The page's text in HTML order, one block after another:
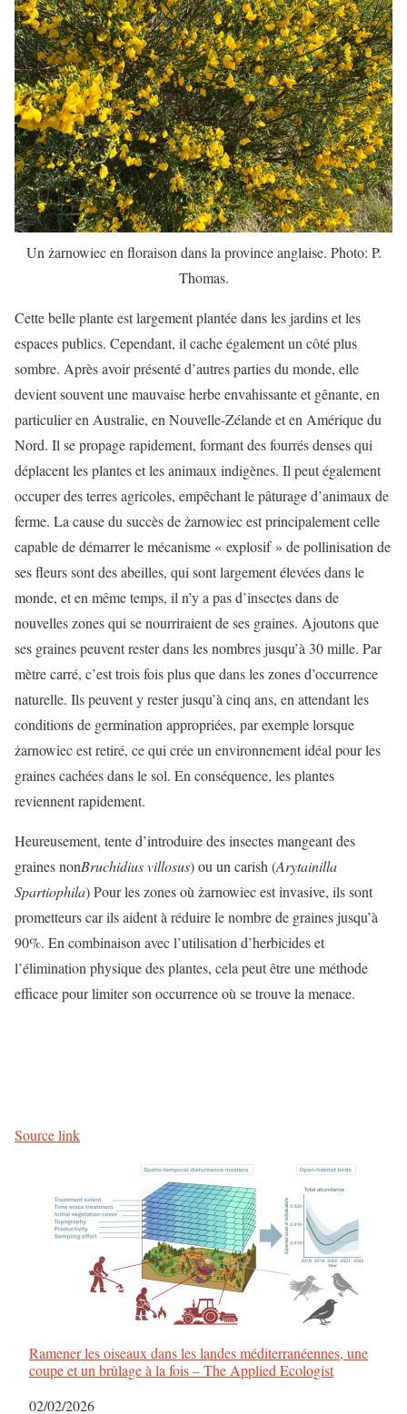
Un żarnowiec en floraison dans la province anglaise. Photo: P.
Thomas.
Cette belle plante est largement plantée dans les jardins et les
espaces publics. Cependant, il cache également un côté plus
sombre. Après avoir présenté d’autres parties du monde, elle
devient souvent une mauvaise herbe envahissante et gênante, en
particulier en Australie, en Nouvelle-Zélande et en Amérique du
Nord. Il se propage rapidement, formant des fourrés denses qui
déplacent les plantes et les animaux indigènes. Il peut également
occuper des terres agricoles, empêchant le pâturage d’animaux de
ferme. La cause du succès de żarnowiec est principalement celle
capable de démarrer le mécanisme « explosif » de pollinisation de
ses fleurs sont des abeilles, qui sont largement élevées dans le
monde, et en même temps, il n’y a pas d’insectes dans de
nouvelles zones qui se nourriraient de ses graines. Ajoutons que
ses graines peuvent rester dans les nombres jusqu’à 30 mille. Par
mètre carré, c’est trois fois plus que dans les zones d’occurrence
naturelle. Ils peuvent y rester jusqu’à cinq ans, en attendant les
conditions de germination appropriées, par exemple lorsque
żarnowiec est retiré, ce qui crée un environnement idéal pour les
graines cachées dans le sol. En conséquence, les plantes
reviennent rapidement.
Heureusement, tente d’introduire des insectes mangeant des
graines nonBruchidius villosus) ou un carish (Arytainilla
Spartiophila) Pour les zones où żarnowiec est invasive, ils sont
prometteurs car ils aident à réduire le nombre de graines jusqu’à
90%. En combinaison avec l’utilisation d’herbicides et
l’élimination physique des plantes, cela peut être une méthode
efficace pour limiter son occurrence où se trouve la menace.
Source link
Ramener les oiseaux dans les landes méditerranéennes, une
coupe et un brûlage à la fois – The Applied Ecologist
Date
02/02/2026